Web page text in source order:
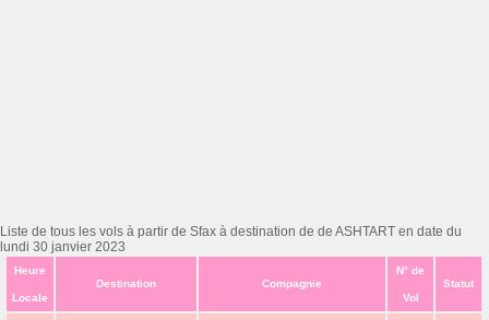
Liste de tous les vols à partir de Sfax à destination de de ASHTART en date du
lundi 30 janvier 2023
Heure
Locale
Destination Compagnie
N° de
Vol
Statut